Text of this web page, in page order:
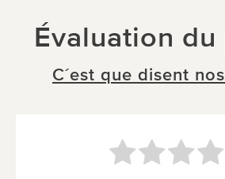
Évaluation
C´est que disent